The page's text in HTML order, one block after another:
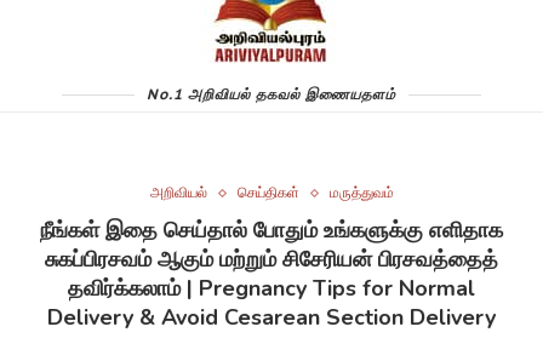
No.1 அறிவியல் தகவல் இணையதளம்
அறிவியல் செய்திகள் மருத்துவம்
நீங்கள் இதை செய்தால் போதும் உங்களுக்கு எளிதாக
சுகப்பிரசவம் ஆகும் மற்றும் சிசேரியன் பிரசவத்தைத்
தவிர்க்கலாம் | Pregnancy Tips for Normal
Delivery & Avoid Cesarean Section Delivery